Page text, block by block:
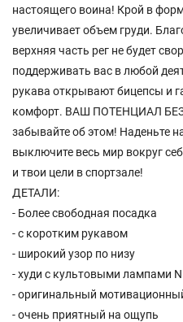
настоящего воина! Крой в
увеличивает объем груди.
верхняя часть рег не будет
поддерживать вас в любой
рукава открывают бицепсы и
комфорт. ВАШ ПОТЕНЦИАЛ
забывайте об этом! Наденьте
выключите весь мир вокруг
и твои цели в спортзале!
ДЕТАЛИ:
- Более свободная посадка
- с коротким рукавом
- широкий узор по низу
- худи с культовыми лампами
- оригинальный
- очень приятный на ощупь